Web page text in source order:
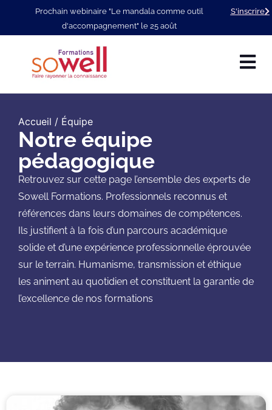
Prochain webinaire "Le mandala comme outil
d'accompagnement" le 25 août
S'inscrire
Accueil / Équipe
Notre équipe
pédagogique
Retrouvez sur cette page l’ensemble des experts de
Sowell Formations. Professionnels reconnus et
références dans leurs domaines de compétences.
Ils justifient à la fois d’un parcours académique
solide et d’une expérience professionnelle éprouvée
sur le terrain. Humanisme, transmission et éthique
les animent au quotidien et constituent la garantie de
l’excellence de nos formations